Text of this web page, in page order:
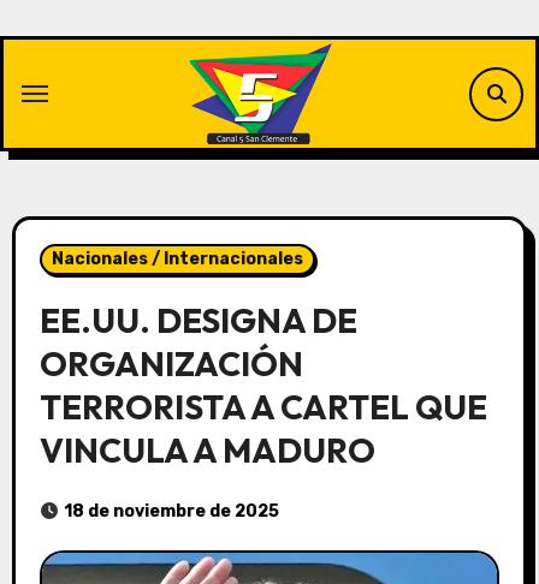
contenido
Nacionales / Internacionales
EE.UU. DESIGNA DE
ORGANIZACIÓN
TERRORISTA A CARTEL QUE
VINCULA A MADURO
18 de noviembre de 2025